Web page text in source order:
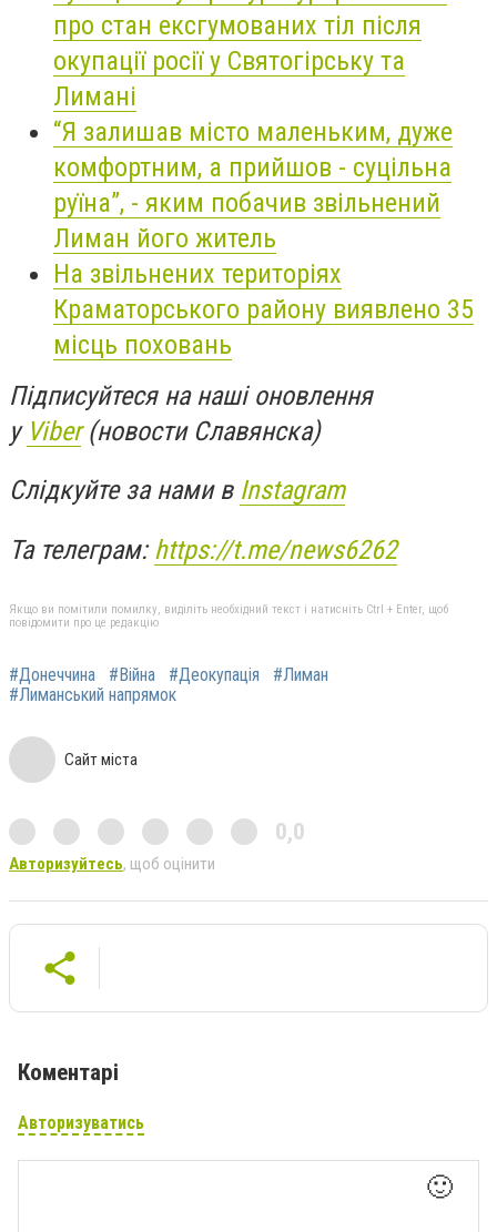
про стан ексгумованих тіл після
окупації росії у Святогірську та
Лимані
“Я залишав місто маленьким, дуже
комфортним, а прийшов - суцільна
руїна”, - яким побачив звільнений
Лиман його житель
На звільнених територіях
Краматорського району виявлено 35
місць поховань
Підписуйтеся на наші оновлення
у Viber(новости Славянска)
Слідкуйте за нами в Instagram
Та телеграм:https://t.me/news6262
Якщо ви помітили помилку, виділіть необхідний текст і натисніть Ctrl + Enter, щоб
повідомити про це редакцію
#Донеччина #Війна #Деокупація
#Лиман
#Лиманський напрямок
Сайт міста
0,0
Авторизуйтесь, щоб оцінити
Коментарі
Авторизуватись
🙂